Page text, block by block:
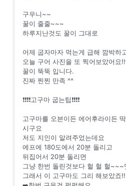
구우니~~
꿀이 줄줄~~~
하루지난것도 꿀이 그대로
어제 굽자마자 먹는게 급해 깜박하
오늘 구어 사진을 또 찍어보았어요
꿀이 뚝뚝 입니다.
진짜 찐찐 만족 ^^
❗❗❗❗고구마 굽는팁❗❗❗❗
고구마를 오븐이든 에어후라이든
시구요
저도 지인이 알려주었는데요
에프에 180도에서 20분 돌리고
뒤집어서 20분 돌리면
그냥 한번 돌린것보다 헐 헐 헐~~~
그래서 이 고구마도 그리 해보았죠!!